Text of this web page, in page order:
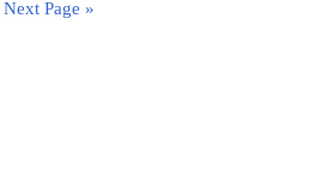
Next Page »